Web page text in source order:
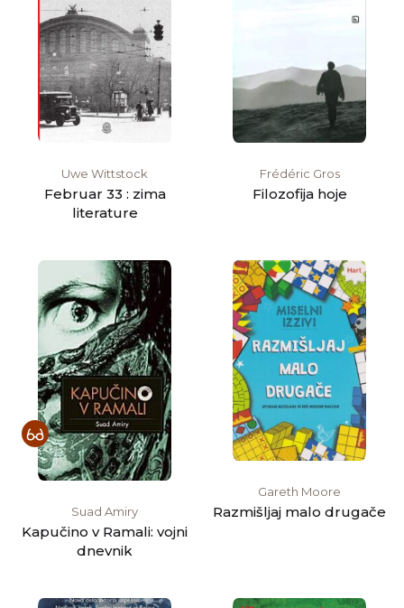
Uwe Wittstock
Februar 33 : zima
literature
Frédéric Gros
Filozofija hoje
Suad Amiry
Kapučino v Ramali: vojni
dnevnik
Gareth Moore
Razmišljaj malo drugače